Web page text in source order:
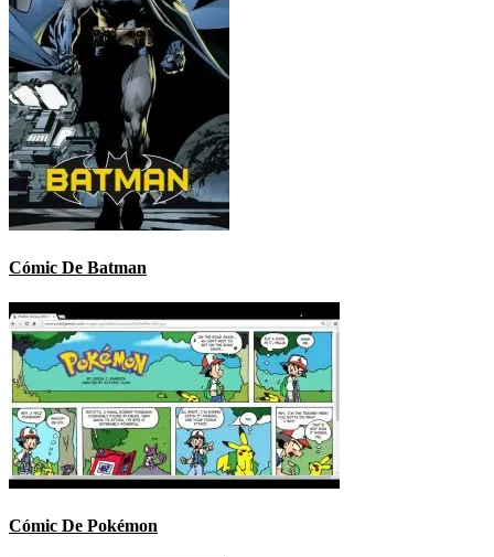
Cómic De Batman
Cómic De Pokémon